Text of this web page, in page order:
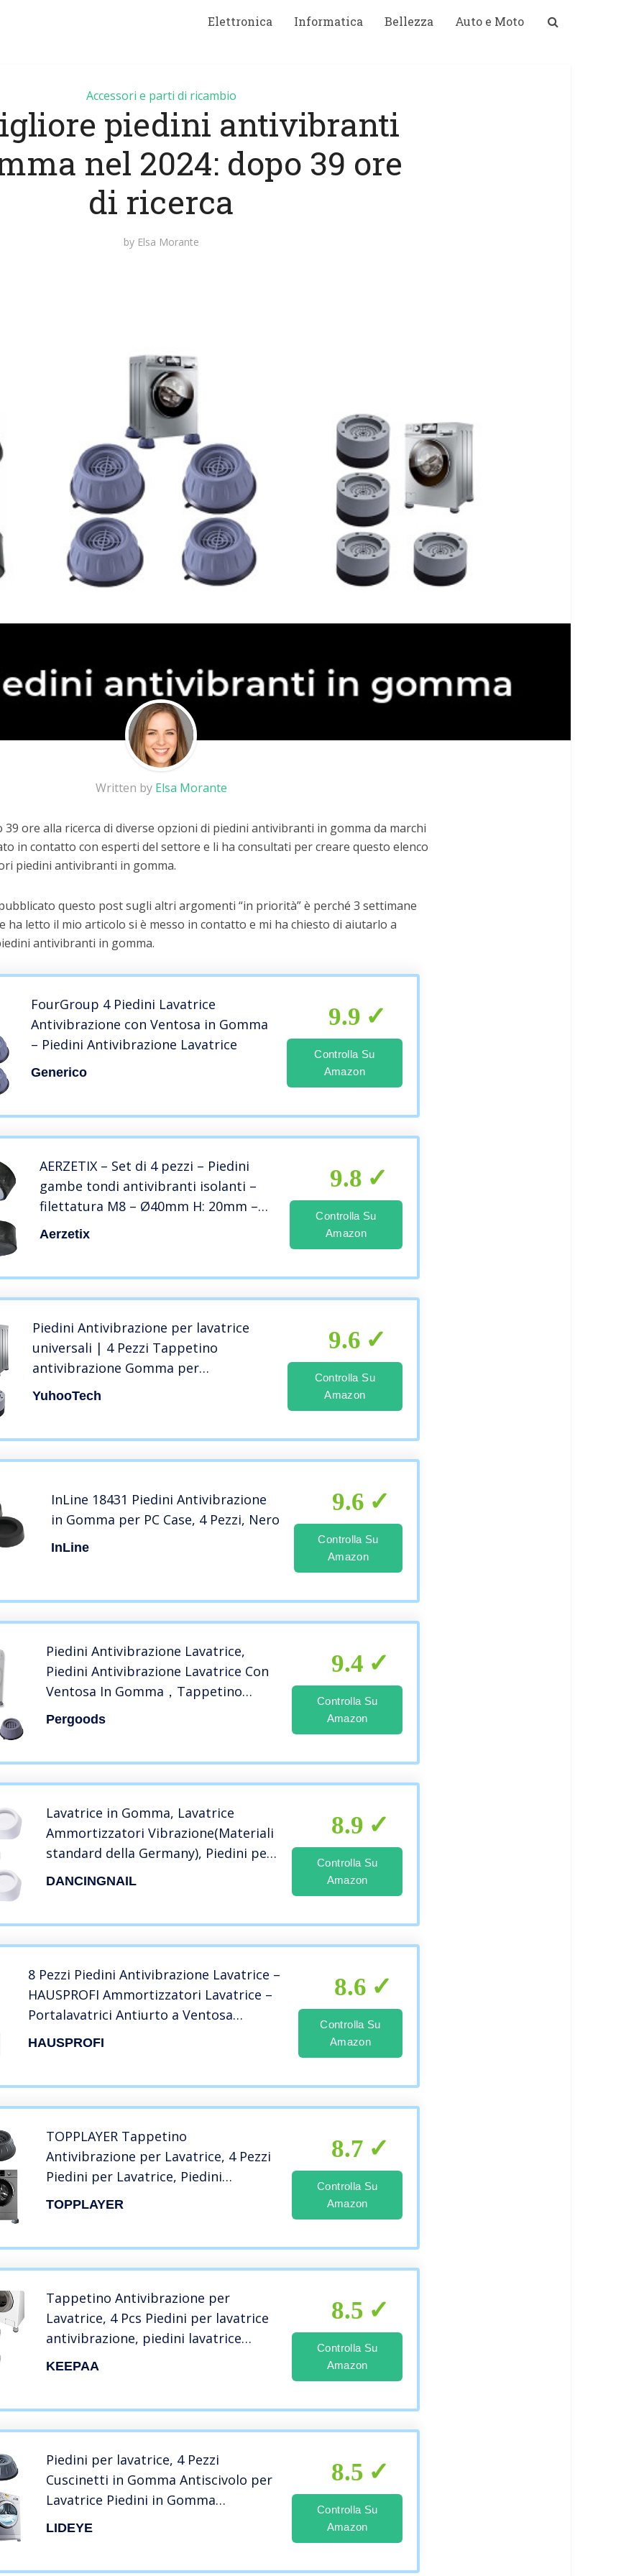
Elettronica Informatica Bellezza Auto e Moto
Accessori e parti di ricambio
piedini antivibranti
nel 2024: dopo 39 ore
di ricerca
by Elsa Morante
Written by Elsa Morante
ore alla ricerca di diverse opzioni di piedini antivibranti in gomma da marchi
in contatto con esperti del settore e li ha consultati per creare questo elenco
piedini antivibranti in gomma.
questo post sugli altri argomenti “in priorità” è perché 3 settimane
ha letto il mio articolo si è messo in contatto e mi ha chiesto di aiutarlo a
antivibranti in gomma.
FourGroup 4 Piedini Lavatrice
Antivibrazione con Ventosa in Gomma
– Piedini Antivibrazione Lavatrice
Generico
9.9
Controlla Su
Amazon
AERZETIX – Set di 4 pezzi – Piedini
gambe tondi antivibranti isolanti –
filettatura M8 – Ø40mm H: 20mm –
durezza Shore 55 ±5 – gomma e
Aerzetix
9.8
Controlla Su
Amazon
Piedini Antivibrazione per lavatrice
universali | 4 Pezzi Tappetino
antivibrazione Gomma per
Lavatrice/Cuscinetti in Antiscivolo per
YuhooTech
9.6
Controlla Su
Amazon
InLine 18431 Piedini Antivibrazione
in Gomma per PC Case, 4 Pezzi, Nero
InLine
9.6
Controlla Su
Amazon
Piedini Antivibrazione Lavatrice,
Piedini Antivibrazione Lavatrice Con
Ventosa In Gomma，Tappetino
antivibrazione Gomma per la
Protezione di Lavatrici eProlungando
Pergoods
9.4
Controlla Su
Amazon
Lavatrice in Gomma, Lavatrice
Ammortizzatori Vibrazione(Materiali
standard della Germany), Piedini per
lavatrice Antivibrazione
DANCINGNAIL
8.9
Controlla Su
Amazon
8 Pezzi Piedini Antivibrazione Lavatrice –
HAUSPROFI Ammortizzatori Lavatrice –
Portalavatrici Antiurto a Ventosa
Gomma – Tappetino Antiscivolo per
HAUSPROFI
8.6
Controlla Su
Amazon
TOPPLAYER Tappetino
Antivibrazione per Lavatrice, 4 Pezzi
Piedini per Lavatrice, Piedini
Antivibrazione Lavatrice Universali,
TOPPLAYER
8.7
Controlla Su
Amazon
Tappetino Antivibrazione per
Lavatrice, 4 Pcs Piedini per lavatrice
antivibrazione, piedini lavatrice
antivibrazione, Piedini in gomma
KEEPAA
8.5
Controlla Su
Amazon
Piedini per lavatrice, 4 Pezzi
Cuscinetti in Gomma Antiscivolo per
Lavatrice Piedini in Gomma
Antiscivolo per Lavatrici Piedini per
LIDEYE
8.5
Controlla Su
Amazon